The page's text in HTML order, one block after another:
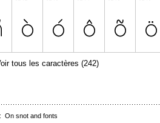
tous les caractères (242)
On snot and fonts